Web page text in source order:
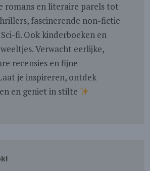
romans en literaire parels tot
fascinerende non-fictie
fi. Ook kinderboeken en
Verwacht eerlijke,
recensies en fijne
je inspireren, ontdek
en geniet in stilte